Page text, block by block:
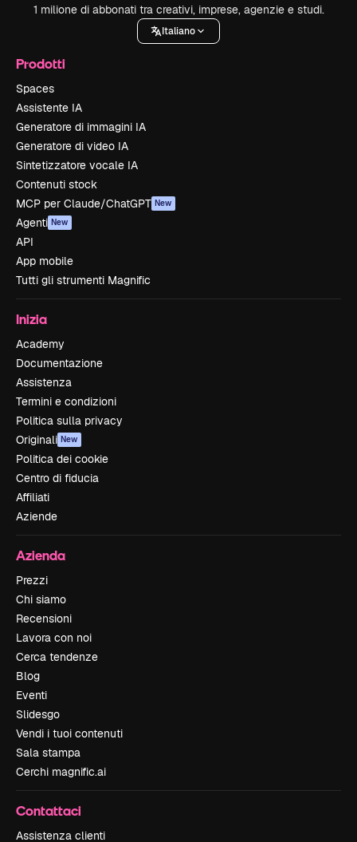
1 milione di abbonati tra creativi, imprese, agenzie e studi.
Italiano
Prodotti
Spaces
Assistente IA
Generatore di immagini IA
Generatore di video IA
Sintetizzatore vocale IA
Contenuti stock
MCP per Claude/ChatGPT New
Agenti New
API
App mobile
Tutti gli strumenti Magnific
Inizia
Academy
Documentazione
Assistenza
Termini e condizioni
Politica sulla privacy
Originali New
Politica dei cookie
Centro di fiducia
Affiliati
Aziende
Azienda
Prezzi
Chi siamo
Recensioni
Lavora con noi
Cerca tendenze
Blog
Eventi
Slidesgo
Vendi i tuoi contenuti
Sala stampa
Cerchi magnific.ai
Contattaci
Assistenza clienti